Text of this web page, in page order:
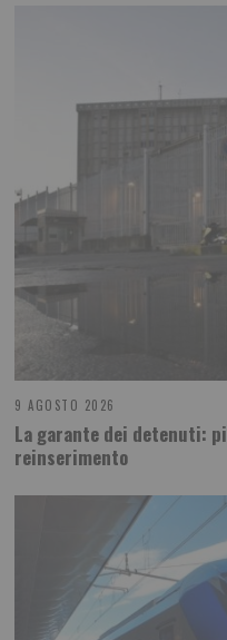
9 AGOSTO 2026
La garante dei detenuti:
reinserimento